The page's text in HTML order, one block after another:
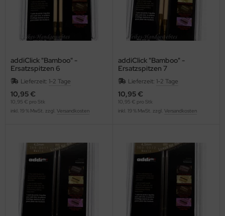
addiClick "Bamboo" -
Ersatzspitzen 6
Lieferzeit: 1-2 Tage
10,95 €
10,95 € pro Stk
inkl. 19 % MwSt. zzgl. Versandkosten
addiClick "Bamboo" -
Ersatzspitzen 7
Lieferzeit: 1-2 Tage
10,95 €
10,95 € pro Stk
inkl. 19 % MwSt. zzgl. Versandkosten